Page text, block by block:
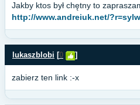
Jakby ktos był chętny to
http://www.andreiuk.net/
lukaszblobi [0 ]
zabierz ten link :-x